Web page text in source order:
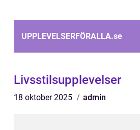
UPPLEVELSERFÖRALLA.se
Livsstilsupplevelser
18 oktober 2025 admin